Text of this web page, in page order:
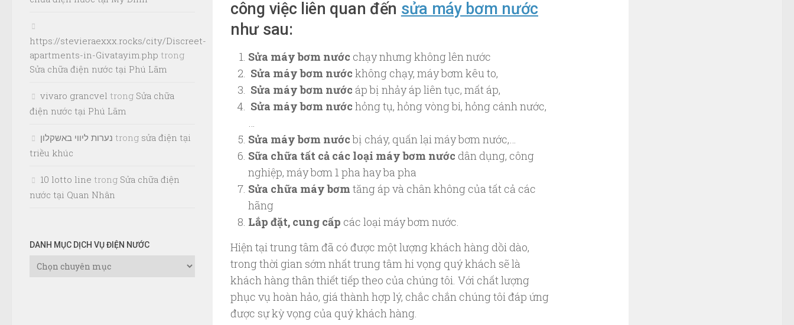
công việc liên quan đến sửa máy bơm nước
như sau:
Sửa máy bơm nước chạy nhưng không lên nước
Sửa máy bơm nước không chạy, máy bơm kêu to,
Sửa máy bơm nước áp bị nhảy áp liên tục, mất áp,
Sửa máy bơm nước hỏng tụ, hỏng vòng bi, hỏng cánh nước,
…
Sửa máy bơm nướcbị cháy, quấn lại máy bơm nước,…
Sữa chữa tất cả các loại máy bơm nước dân dụng, công
nghiệp, máy bơm 1 pha hay ba pha
Sửa chữa máy bơm tăng áp và chân không của tất cả các
hãng
Lắp đặt, cung cấp các loại máy bơm nước.
Hiện tại trung tâm đã có được một lượng khách hàng dồi dào,
trong thời gian sớm nhất trung tâm hi vọng quý khách sẽ là
khách hàng thân thiết tiếp theo của chúng tôi. Với chất lượng
phục vụ hoàn hảo, giá thành hợp lý, chắc chắn chúng tôi đáp ứng
được sự kỳ vọng của quý khách hàng.
https://stevieraexxx.rocks/city/Discreet-
apartments-in-Givatayim.php trong
Sửa chữa điện nước tại Phú Lãm
vivaro grancvel trong Sửa chữa
điện nước tại Phú Lãm
נערות ליווי באשקלון trong sửa điện tại
triều khúc
10 lotto line trong Sửa chữa điện
nước tại Quan Nhân
DANH MỤC DỊCH VỤ ĐIỆN NƯỚC
Danh